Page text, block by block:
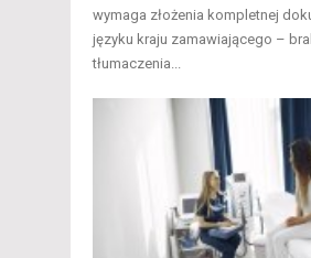
wymaga złożenia kompletnej
języku kraju zamawiającego –
tłumaczenia...